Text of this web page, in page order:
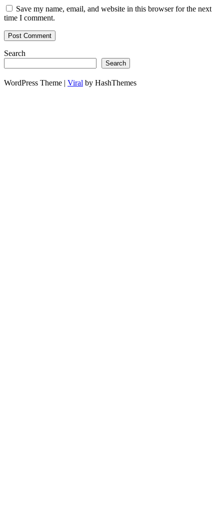
Save my name, email, and website in this browser for the next
time I comment.
Search
Search
WordPress Theme | Viral by HashThemes